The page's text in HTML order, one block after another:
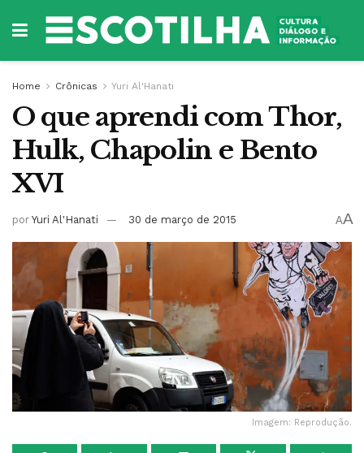
Home Crônicas Yuri Al'Hanati
O que aprendi com Thor,
Hulk, Chapolin e Bento
XVI
por Yuri Al'Hanati 30 de março de 2015 AA
Imagem: Reprodução.